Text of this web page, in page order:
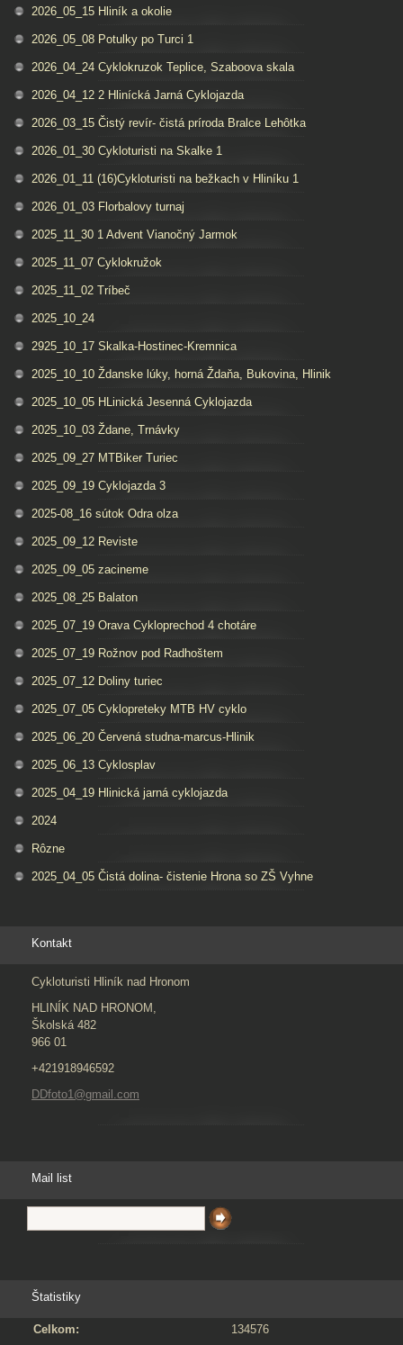
2026_05_15 Hliník a okolie
2026_05_08 Potulky po Turci 1
2026_04_24 Cyklokruzok Teplice, Szaboova skala
2026_04_12 2 Hlinícká Jarná Cyklojazda
2026_03_15 Čistý revír- čistá príroda Bralce Lehôtka
2026_01_30 Cykloturisti na Skalke 1
2026_01_11 (16)Cykloturisti na bežkach v Hliníku 1
2026_01_03 Florbalovy turnaj
2025_11_30 1 Advent Vianočný Jarmok
2025_11_07 Cyklokružok
2025_11_02 Tríbeč
2025_10_24
2925_10_17 Skalka-Hostinec-Kremnica
2025_10_10 Ždanske lúky, horná Ždaňa, Bukovina, Hlinik
2025_10_05 HLinická Jesenná Cyklojazda
2025_10_03 Ždane, Trnávky
2025_09_27 MTBiker Turiec
2025_09_19 Cyklojazda 3
2025-08_16 sútok Odra olza
2025_09_12 Reviste
2025_09_05 zacineme
2025_08_25 Balaton
2025_07_19 Orava Cykloprechod 4 chotáre
2025_07_19 Rožnov pod Radhoštem
2025_07_12 Doliny turiec
2025_07_05 Cyklopreteky MTB HV cyklo
2025_06_20 Červená studna-marcus-Hlinik
2025_06_13 Cyklosplav
2025_04_19 Hlinická jarná cyklojazda
2024
Rôzne
2025_04_05 Čistá dolina- čistenie Hrona so ZŠ Vyhne
Kontakt
Cykloturisti Hliník nad Hronom
HLINÍK NAD HRONOM,
Školská 482
966 01
+421918946592
DDfoto1@gmail.com
Mail list
Štatistiky
Celkom:
134576